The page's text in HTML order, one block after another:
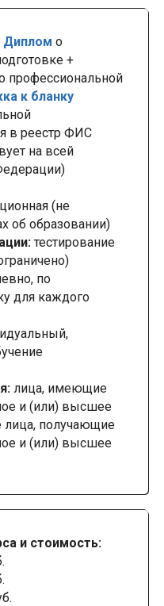
Диплом о
+
профессиональной
к бланку
в реестр ФИС
на всей
(не
об образовании)
тестирование
по
для каждого
лица, имеющие
и (или) высшее
лица, получающие
и (или) высшее
и стоимость: